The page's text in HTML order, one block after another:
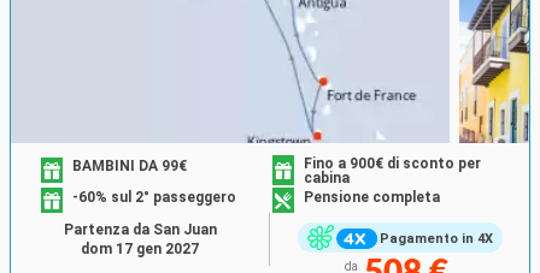
Pagamento in 4X
BAMBINI DA 99€
Fino a 900€ di sconto per
cabina
-60% sul 2° passeggero
Pensione completa
da
Partenza da San Juan
dom 17 gen 2027